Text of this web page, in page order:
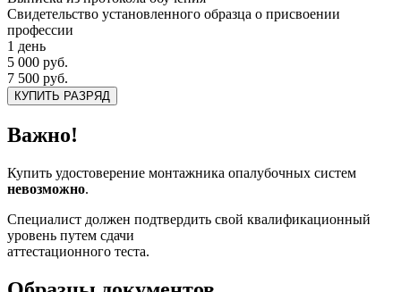
Свидетельство установленного образца о присвоении
профессии
1 день
5 000 руб.
7 500 руб.
КУПИТЬ РАЗРЯД
Важно!
Купить удостоверение монтажника опалубочных систем
невозможно.
Специалист должен подтвердить свой квалификационный
уровень путем сдачи
аттестационного теста.